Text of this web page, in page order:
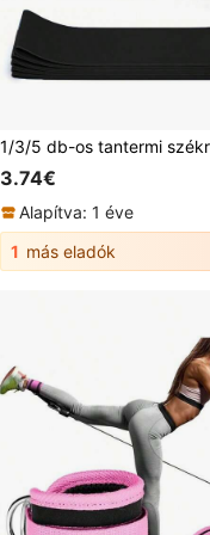
3.74€
Alapítva: 1 éve
1 más eladók